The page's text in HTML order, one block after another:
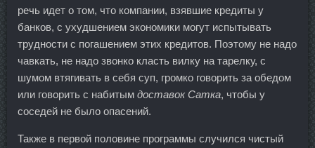
речь идет о том, что компании, взявшие кредиты у
банков, с ухудшением экономики могут испытывать
трудности с погашением этих кредитов. Поэтому не надо
чавкать, не надо звонко класть вилку на тарелку, с
шумом втягивать в себя суп, громко говорить за обедом
или говорить с набитым доставок Сатка, чтобы у
соседей не было опасений.
Также в первой половине программы случился чистый